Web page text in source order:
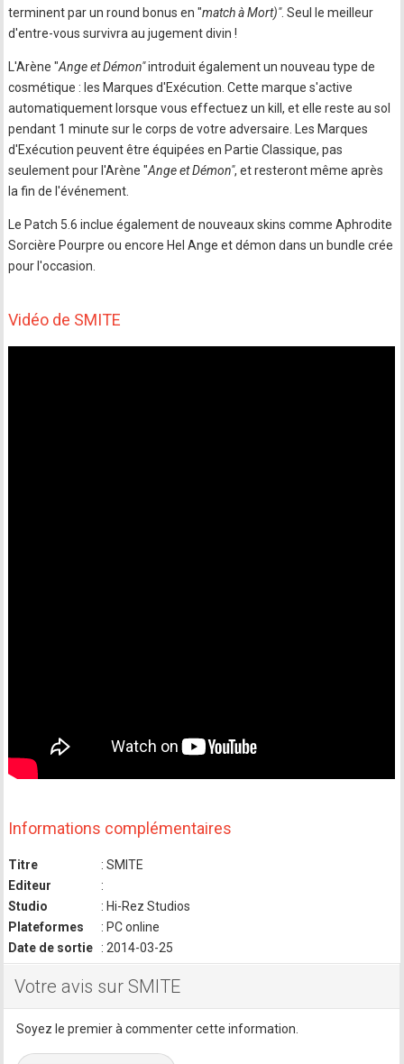
terminent par un round bonus en "match à Mort)". Seul le meilleur
d'entre-vous survivra au jugement divin !
L'Arène "Ange et Démon"introduit également un nouveau type de
cosmétique : les Marques d'Exécution. Cette marque s'active
automatiquement lorsque vous effectuez un kill, et elle reste au sol
pendant 1 minute sur le corps de votre adversaire. Les Marques
d'Exécution peuvent être équipées en Partie Classique, pas
seulement pour l'Arène "Ange et Démon", et resteront même après
la fin de l'événement.
Le Patch 5.6 inclue également de nouveaux skins comme Aphrodite
Sorcière Pourpre ou encore Hel Ange et démon dans un bundle crée
pour l'occasion.
Vidéo de SMITE
Informations complémentaires
Titre
: SMITE
Editeur
:
Studio
: Hi-Rez Studios
Plateformes
: PC online
Date de sortie
: 2014-03-25
Votre avis sur SMITE
Soyez le premier à commenter cette information.